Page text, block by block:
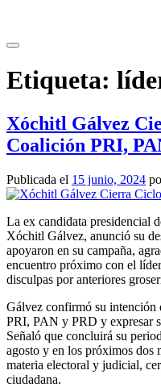
contenido
Etiqueta:
Xóchitl Gálvez
Coalición PRI,
Publicada el 15 junio, 2024
La ex candidata presidencial
Xóchitl Gálvez, anunció su
apoyaron en su campaña,
encuentro próximo con el
disculpas por anteriores
Gálvez confirmó su intención
PRI, PAN y PRD y expresar
Señaló que concluirá su
agosto y en los próximos dos
materia electoral y judicial,
ciudadana.